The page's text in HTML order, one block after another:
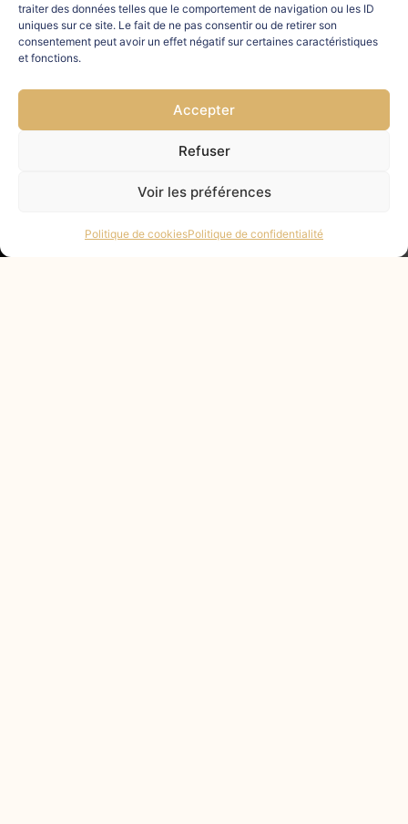
traiter des données telles que le comportement de navigation ou les ID
uniques sur ce site. Le fait de ne pas consentir ou de retirer son
consentement peut avoir un effet négatif sur certaines caractéristiques
et fonctions.
Accepter
Refuser
Voir les préférences
Politique de cookiesPolitique de confidentialité